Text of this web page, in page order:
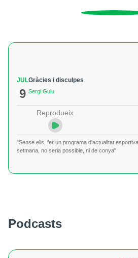
JUL
9
Gràcies i disculpes
Sergi Guiu
Reprodueix
"Sense ells, fer un programa d'actualitat
setmana, no seria possible, ni de conya"
Podcasts